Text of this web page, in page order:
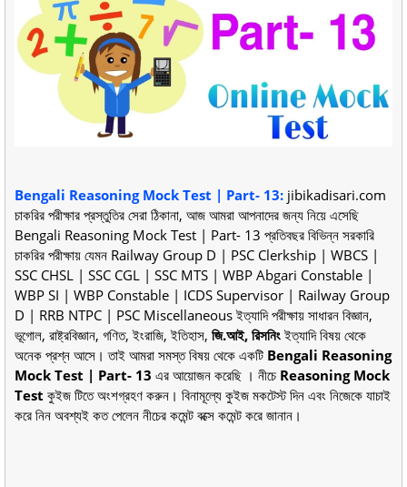
Bengali Reasoning Mock Test | Part- 13: jibikadisari.com
চাকরির পরীক্ষার প্রস্তুতির সেরা ঠিকানা, আজ আমরা আপনাদের জন্য নিয়ে এসেছি
Bengali Reasoning Mock Test | Part- 13 প্রতিবছর বিভিন্ন সরকারি
চাকরির পরীক্ষায় যেমন Railway Group D | PSC Clerkship | WBCS |
SSC CHSL | SSC CGL | SSC MTS | WBP Abgari Constable |
WBP SI | WBP Constable | ICDS Supervisor | Railway Group
D | RRB NTPC | PSC Miscellaneous ইত্যাদি পরীক্ষায় সাধারন বিজ্ঞান,
ভূগোল, রাষ্ট্রবিজ্ঞান, গণিত, ইংরাজি, ইতিহাস, জি.আই, রিসনিংইত্যাদি বিষয় থেকে
অনেক প্রশ্ন আসে। তাই আমরা সমস্ত বিষয় থেকে একটি Bengali Reasoning
Mock Test | Part- 13 এর আয়োজন করেছি । নীচে Reasoning Mock
Test কুইজ টিতে অংশগ্রহণ করুন। বিনামূল্যে কুইজ মকটেস্ট দিন এবং নিজেকে যাচাই
করে নিন অবশ্যই কত পেলেন নীচের কমেন্ট বক্সে কমেন্ট করে জানান।